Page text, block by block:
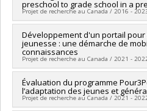
humaines du Canada
Grant programs:PVXXXXXX-
partenarial
Funding sources:Fondation Lucie
Grant programs:
preschool to grade school in a
Projet de recherche au Canada / 2016 -
Lead researcher :Jean Séguin
Co-researchers : Sophie Parent,
Lupien,Natalie Castellanos Ryan
Marc-Series,Catherine Herba,
Funding sources:IRSC/Instituts
Canada
Grant programs:PVXXXXXX-(PJT)
Développement d'un portail
jeunesse : une démarche de
connaissances
Projet de recherche au Canada / 2021 -
Lead researcher : Isabelle
Co-researchers :Katherine
Véronique Dupéré
Évaluation du programme
l’adaptation des jeunes et
Projet de recherche au Canada / 2021 -